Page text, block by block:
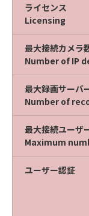
ライセンス
Licensing
最大接続カメラ
Number of IP
最大録画サーバ
Number of
最大接続ユーザ
Maximum
ユーザー認証